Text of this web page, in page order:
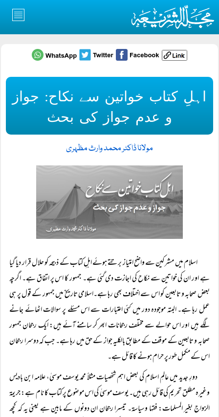
اہلِ کتاب خواتین سے نکاح: جواز
و عدم جواز کی بحث
مولانا ڈاکٹر محمد وارث مظہری
اسلام میں مشرکین سے واضح امتیاز برتتے ہوئے اہلِ کتاب کے ذبیحہ کو حلال قرار دیا گیا
ہے اور ان کی خواتین سے نکاح کی اجازت دی گئی ہے۔ جمہور کا اس پر اتفاق ہے۔ اگرچہ
بعض صحابہ و تابعین کو اس سے اختلاف بھی رہا ہے۔اسلامی تاریخ میں جمہور کے قول پر ہی
عمل رہا ہے۔ البتہ موجودہ دور میں کئی اعتبارات سے اس مسئلے پر سوالات اٹھائے جانے
لگے ہیں اور اس حوالے سے مختلف رجحانات ابھر کر سامنے آئے ہیں: ایک رجحان جمہور
صحابہ و تابعین کے موقف کے مطابق بالکلیہ جواز کے حق میں رہا ہے۔ جب کہ دوسرا رجحان
اس کے مکمل طور پر حرام ہونے کا قائل ہے۔
دورِ جدید میں عالمِ اسلام کی بعض اہم شخصیات مثلاً‌ محمد یوسف موسیٰ، علامہ ابن بادیس
وغیرہ مطلق تحریم کی قائل رہی ہیں۔ یوسف موسیٰ کی اس موضوع پر کتاب کا نام ہے: جریمۃ
الزواج بغیر المسلمات: فقہا وسیاسۃ۔ تیسرا رجحان ان دونوں کے مابین ہے یعنی یہ کہ کچھ